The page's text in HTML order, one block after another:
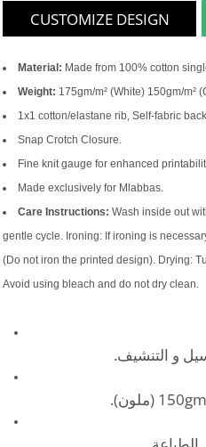
CUSTOMIZE DESIGN
Material: Made from 100% cotton
Weight: 175gm/m² (White) 150gm/m²
1x1 cotton/elastane rib, Self-fabric
Snap Crotch Closure.
Fine knit gauge for enhanced
Made exclusively for Mlabbas.
Care Instructions: Wash inside out
gentle cycle. Ironing: If ironing is
(Do not iron the printed design). Drying:
Avoid using bleach and do not dry clean.